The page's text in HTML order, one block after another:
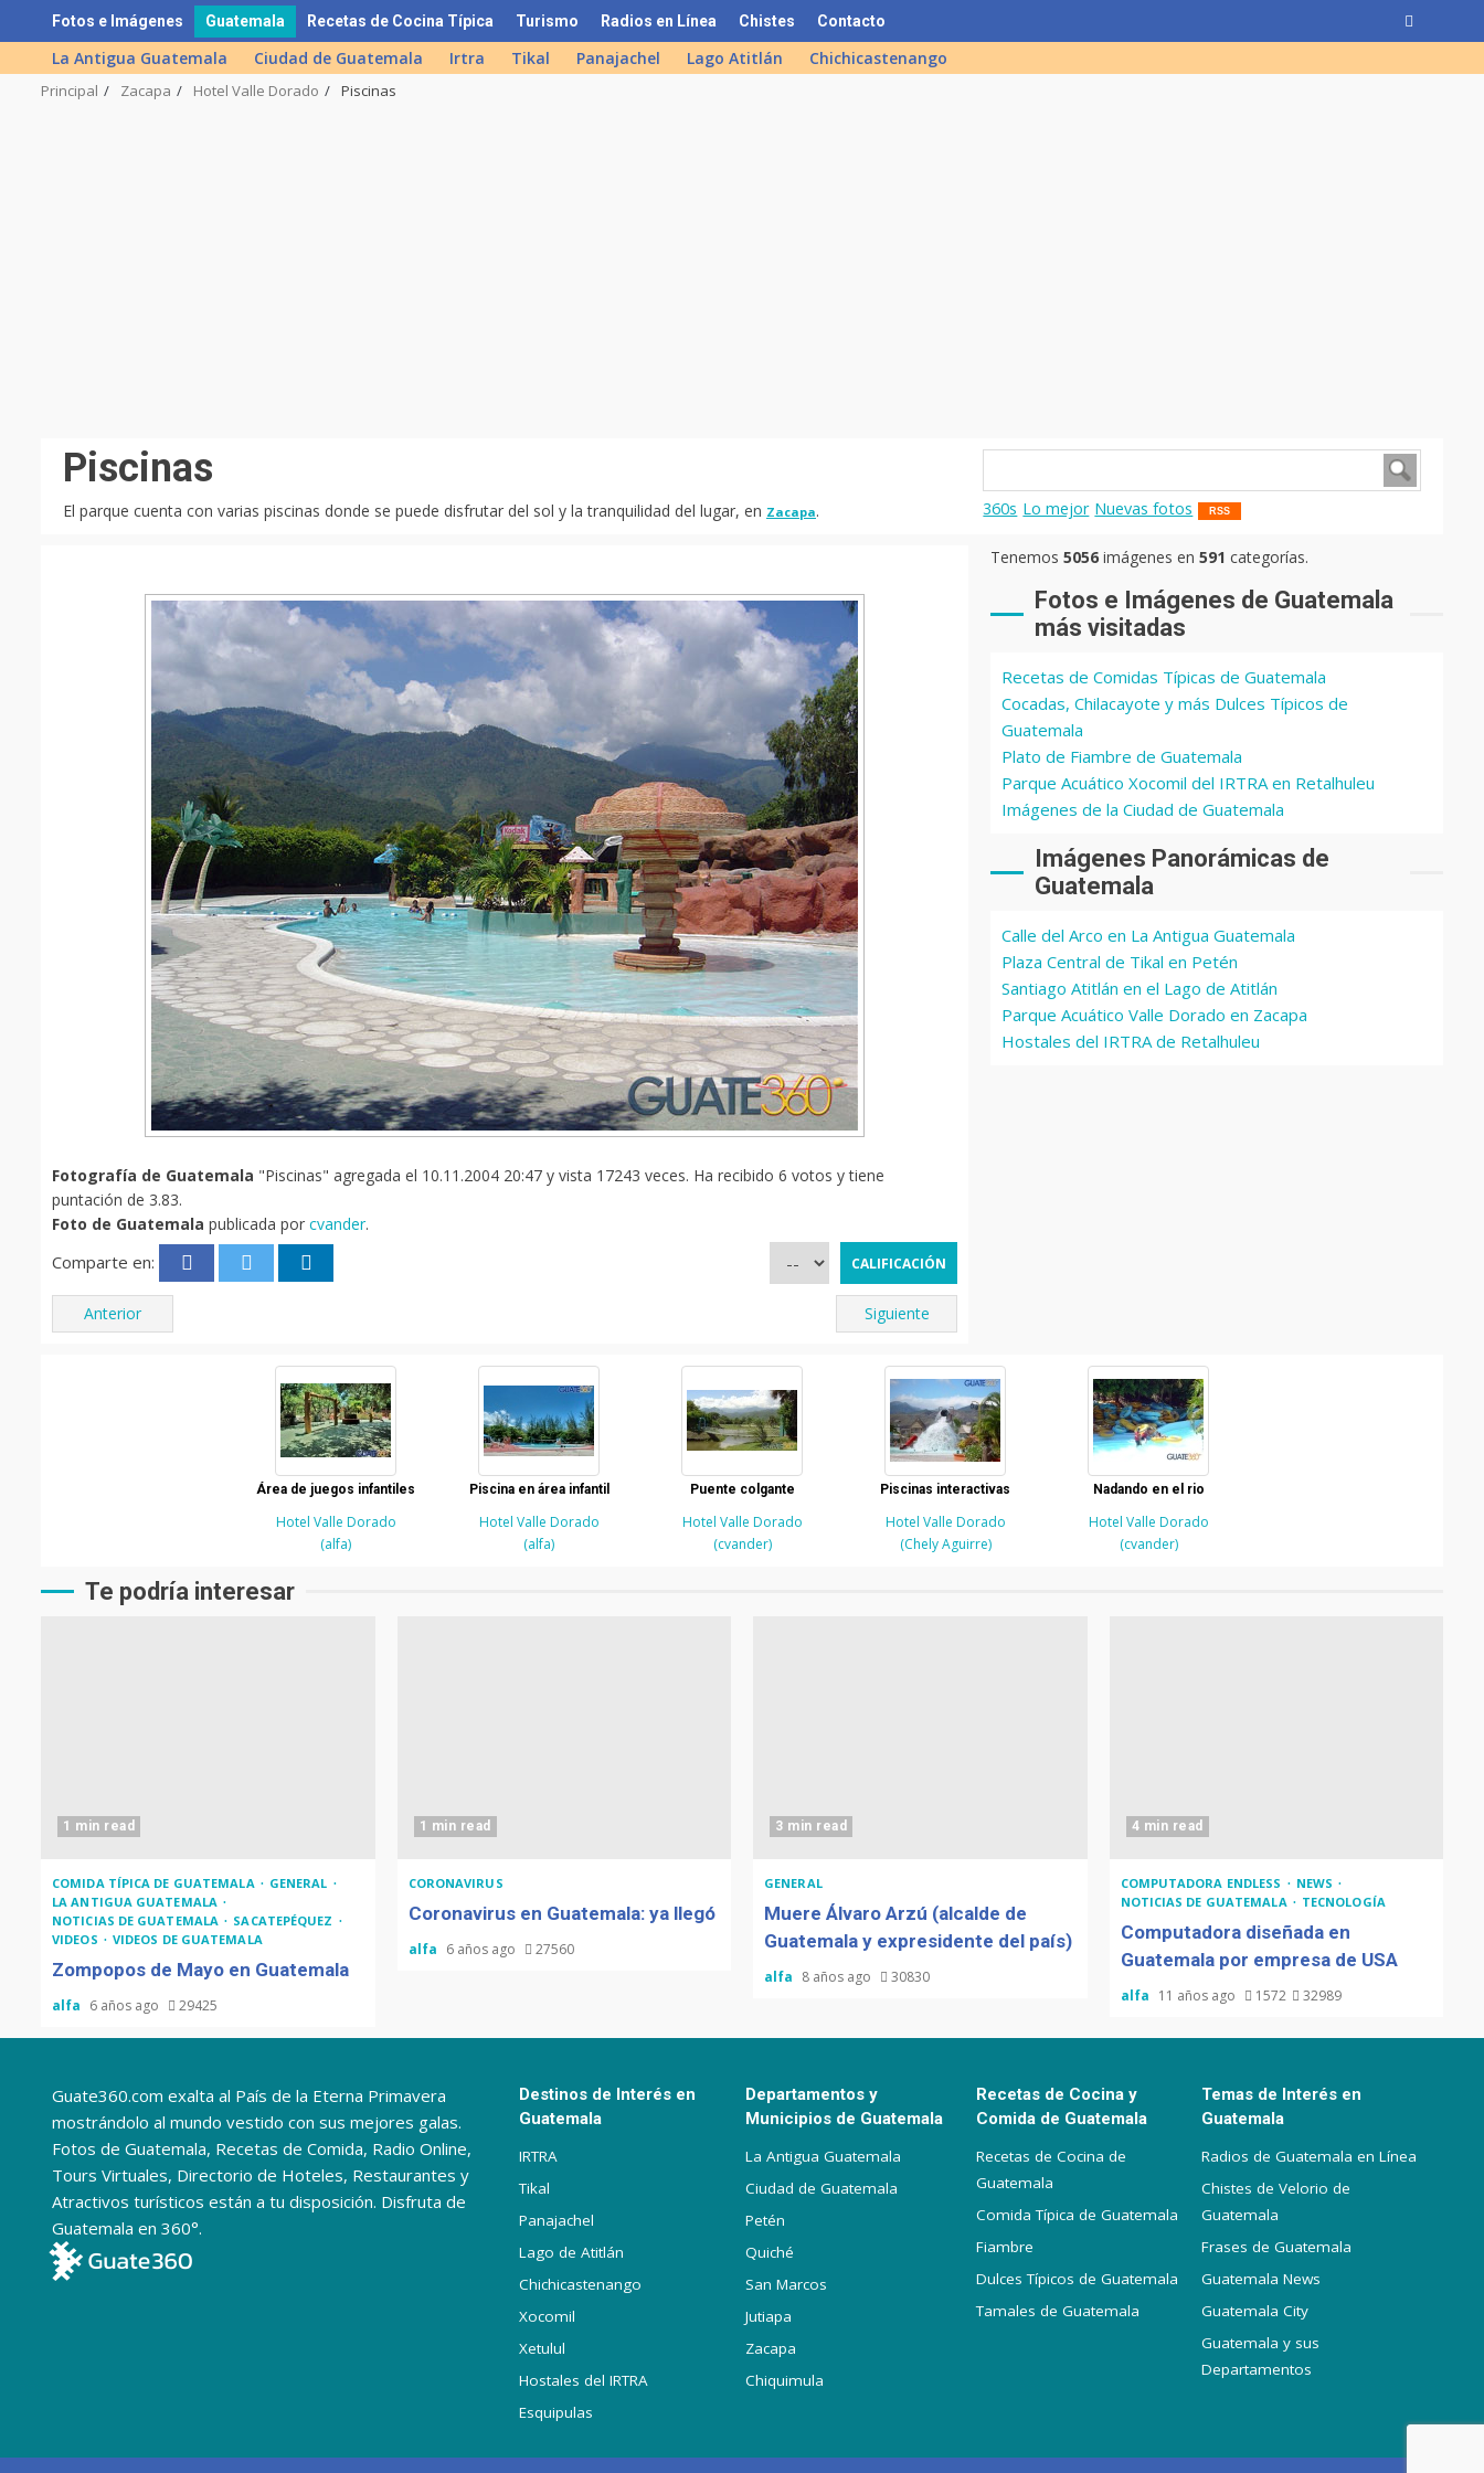
to
content
Fotos e Imágenes Guatemala Recetas de Cocina Típica Turismo Radios en Línea Chistes Contacto
La Antigua Guatemala Ciudad de Guatemala Irtra Tikal Panajachel Lago Atitlán Chichicastenango
Principal Zacapa Hotel Valle Dorado Piscinas
Piscinas
El parque cuenta con varias piscinas donde se puede disfrutar del sol y la tranquilidad del lugar, en Zacapa. 360s Lo mejor Nuevas fotos RSS
Fotografía de Guatemala "Piscinas" agregada el 10.11.2004 20:47 y vista 17243 veces. Ha recibido 6 votos y tiene
puntación de 3.83.
Foto de Guatemala publicada por cvander.
Comparte en:
Anterior Siguiente
Tenemos5056 imágenes en591 categorías.
Fotos e Imágenes de Guatemala
más visitadas
Recetas de Comidas Típicas de Guatemala
Cocadas, Chilacayote y más Dulces Típicos de
Guatemala
Plato de Fiambre de Guatemala
Parque Acuático Xocomil del IRTRA en Retalhuleu
Imágenes de la Ciudad de Guatemala
Imágenes Panorámicas de
Guatemala
Calle del Arco en La Antigua Guatemala
Plaza Central de Tikal en Petén
Santiago Atitlán en el Lago de Atitlán
Parque Acuático Valle Dorado en Zacapa
Hostales del IRTRA de Retalhuleu
Área de juegos infantiles
Hotel Valle Dorado
(alfa)
Piscina en área infantil
Hotel Valle Dorado
(alfa)
Puente colgante
Hotel Valle Dorado
(cvander)
Piscinas interactivas
Hotel Valle Dorado
(Chely Aguirre)
Nadando en el rio
Hotel Valle Dorado
(cvander)
Te podría interesar
1 min read
COMIDA TÍPICA DE GUATEMALA
GENERAL
LA ANTIGUA GUATEMALA
NOTICIAS DE GUATEMALA
SACATEPÉQUEZ
VIDEOS
VIDEOS DE GUATEMALA
Zompopos de Mayo en Guatemala
alfa 6 años ago 29425
1 min read
CORONAVIRUS
Coronavirus en Guatemala: ya llegó
alfa 6 años ago 27560
3 min read
GENERAL
Muere Álvaro Arzú (alcalde de
Guatemala y expresidente del país)
alfa 8 años ago 30830
4 min read
COMPUTADORA ENDLESS
NEWS
NOTICIAS DE GUATEMALA
TECNOLOGÍA
Computadora diseñada en
Guatemala por empresa de USA
alfa 11 años ago 1572 32989
Guate360.com exalta al País de la Eterna Primavera
mostrándolo al mundo vestido con sus mejores galas.
Fotos de Guatemala, Recetas de Comida, Radio Online,
Tours Virtuales, Directorio de Hoteles, Restaurantes y
Atractivos turísticos están a tu disposición. Disfruta de
Guatemala en 360°.
Destinos de Interés en
Guatemala
IRTRA
Tikal
Panajachel
Lago de Atitlán
Chichicastenango
Xocomil
Xetulul
Hostales del IRTRA
Esquipulas
Departamentos y
Municipios de Guatemala
La Antigua Guatemala
Ciudad de Guatemala
Petén
Quiché
San Marcos
Jutiapa
Zacapa
Chiquimula
Recetas de Cocina y
Comida de Guatemala
Recetas de Cocina de
Guatemala
Comida Típica de Guatemala
Fiambre
Dulces Típicos de Guatemala
Tamales de Guatemala
Temas de Interés en
Guatemala
Radios de Guatemala en Línea
Chistes de Velorio de
Guatemala
Frases de Guatemala
Guatemala News
Guatemala City
Guatemala y sus
Departamentos